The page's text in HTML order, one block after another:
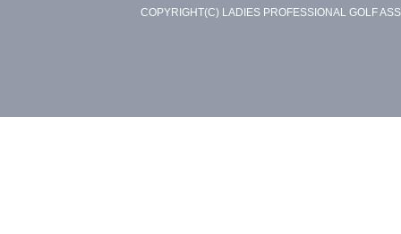
COPYRIGHT(C) LADIES PROFESSIONAL GOLF